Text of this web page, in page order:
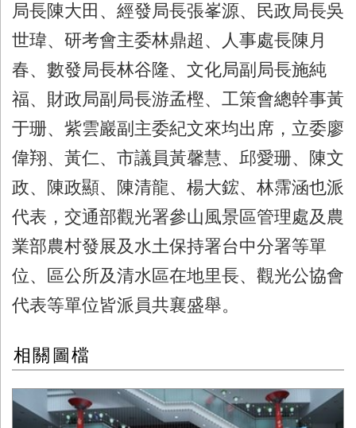
局長陳大田、經發局長張峯源、民政局長吳
世瑋、研考會主委林鼎超、人事處長陳月
春、數發局長林谷隆、文化局副局長施純
福、財政局副局長游孟樫、工策會總幹事黃
于珊、紫雲巖副主委紀文來均出席，立委廖
偉翔、黃仁、市議員黃馨慧、邱愛珊、陳文
政、陳政顯、陳清龍、楊大鋐、林霈涵也派
代表，交通部觀光署參山風景區管理處及農
業部農村發展及水土保持署台中分署等單
位、區公所及清水區在地里長、觀光公協會
代表等單位皆派員共襄盛舉。
相關圖檔